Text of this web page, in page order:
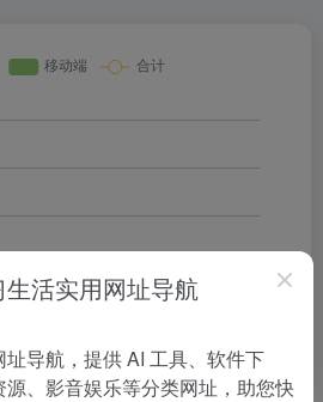
活实用网址导航
址导航，提供 AI 工具、软件下
、影音娱乐等分类网址，助您快